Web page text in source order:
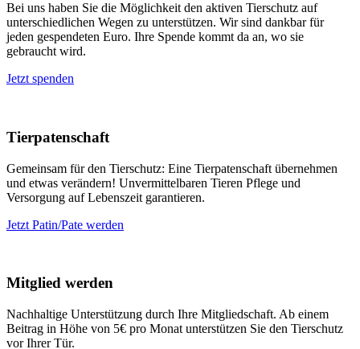
Bei uns haben Sie die Möglichkeit den aktiven Tierschutz auf
unterschiedlichen Wegen zu unterstützen. Wir sind dankbar für
jeden gespendeten Euro. Ihre Spende kommt da an, wo sie
gebraucht wird.
Jetzt spenden
Tierpatenschaft
Gemeinsam für den Tierschutz: Eine Tierpatenschaft übernehmen
und etwas verändern! Unvermittelbaren Tieren Pflege und
Versorgung auf Lebenszeit garantieren.
Jetzt Patin/Pate werden
Mitglied werden
Nachhaltige Unterstützung durch Ihre Mitgliedschaft. Ab einem
Beitrag in Höhe von 5€ pro Monat unterstützen Sie den Tierschutz
vor Ihrer Tür.